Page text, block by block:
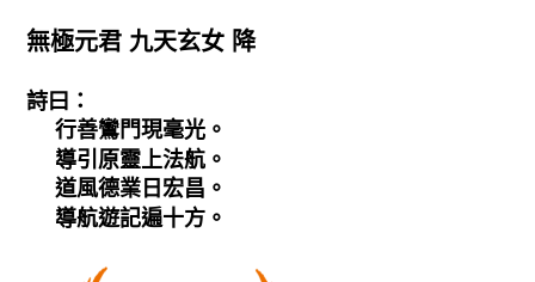
無極元君 九天玄女 降
詩曰：
行善鸞門現毫光。
導引原靈上法航。
道風德業日宏昌。
導航遊記遍十方。